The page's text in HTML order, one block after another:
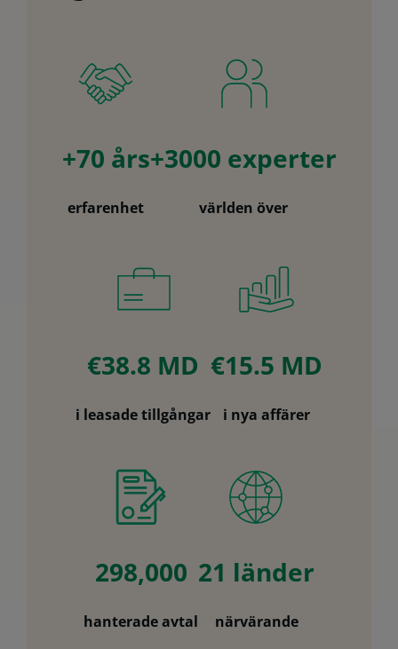
+70 års
erfarenhet
+3000 experter
världen över
€38.8 MD
i leasade tillgångar
€15.5 MD
i nya affärer
298,000
hanterade avtal
21 länder
närvärande